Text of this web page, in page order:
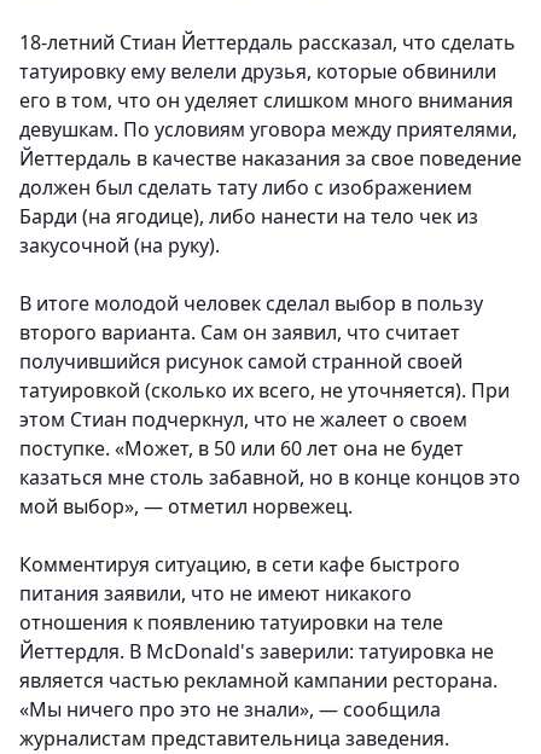
18-летний Стиан Йеттердаль рассказал, что сделать
татуировку ему велели друзья, которые обвинили
его в том, что он уделяет слишком много внимания
девушкам. По условиям уговора между приятелями,
Йеттердаль в качестве наказания за свое поведение
должен был сделать тату либо с изображением
Барди (на ягодице), либо нанести на тело чек из
закусочной (на руку).
В итоге молодой человек сделал выбор в пользу
второго варианта. Сам он заявил, что считает
получившийся рисунок самой странной своей
татуировкой (сколько их всего, не уточняется). При
этом Стиан подчеркнул, что не жалеет о своем
поступке. «Может, в 50 или 60 лет она не будет
казаться мне столь забавной, но в конце концов это
мой выбор», — отметил норвежец.
Комментируя ситуацию, в сети кафе быстрого
питания заявили, что не имеют никакого
отношения к появлению татуировки на теле
Йеттердля. В McDonald's заверили: татуировка не
является частью рекламной кампании ресторана.
«Мы ничего про это не знали», — сообщила
журналистам представительница заведения.